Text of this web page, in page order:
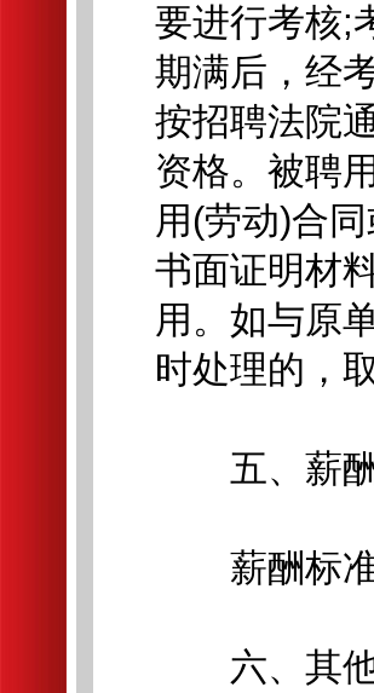
要进行考核;
期满后，经
按招聘法院
资格。被聘
用(劳动)合
书面证明材
用。如与原
时处理的，
五、薪酬
薪酬标准
六、其他